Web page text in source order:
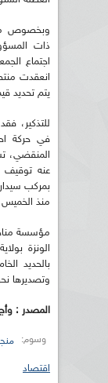
وبخصوص
ذات
اجتماع
انعقدت
يتم تحديد
للتذكير،
بمركب
منذ
مؤسسة
الونزة
وتصديرها
المصدر :
وسوم:
اقتصاد